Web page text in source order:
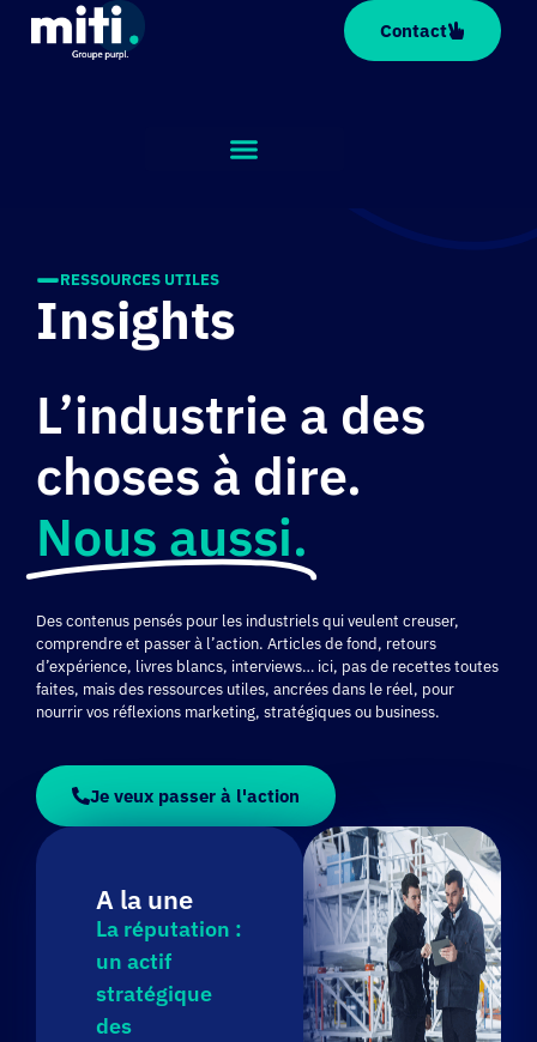
Panneau de gestion des cookies
Contact
RESSOURCES UTILES
Insights
L’industrie a des
choses à dire.
Nous aussi.
Des contenus pensés pour les industriels qui veulent creuser,
comprendre et passer à l’action. Articles de fond, retours
d’expérience, livres blancs, interviews… ici, pas de recettes toutes
faites, mais des ressources utiles, ancrées dans le réel, pour
nourrir vos réflexions marketing, stratégiques ou business.
Je veux passer à l'action
A la une
La réputation :
un actif
stratégique
des